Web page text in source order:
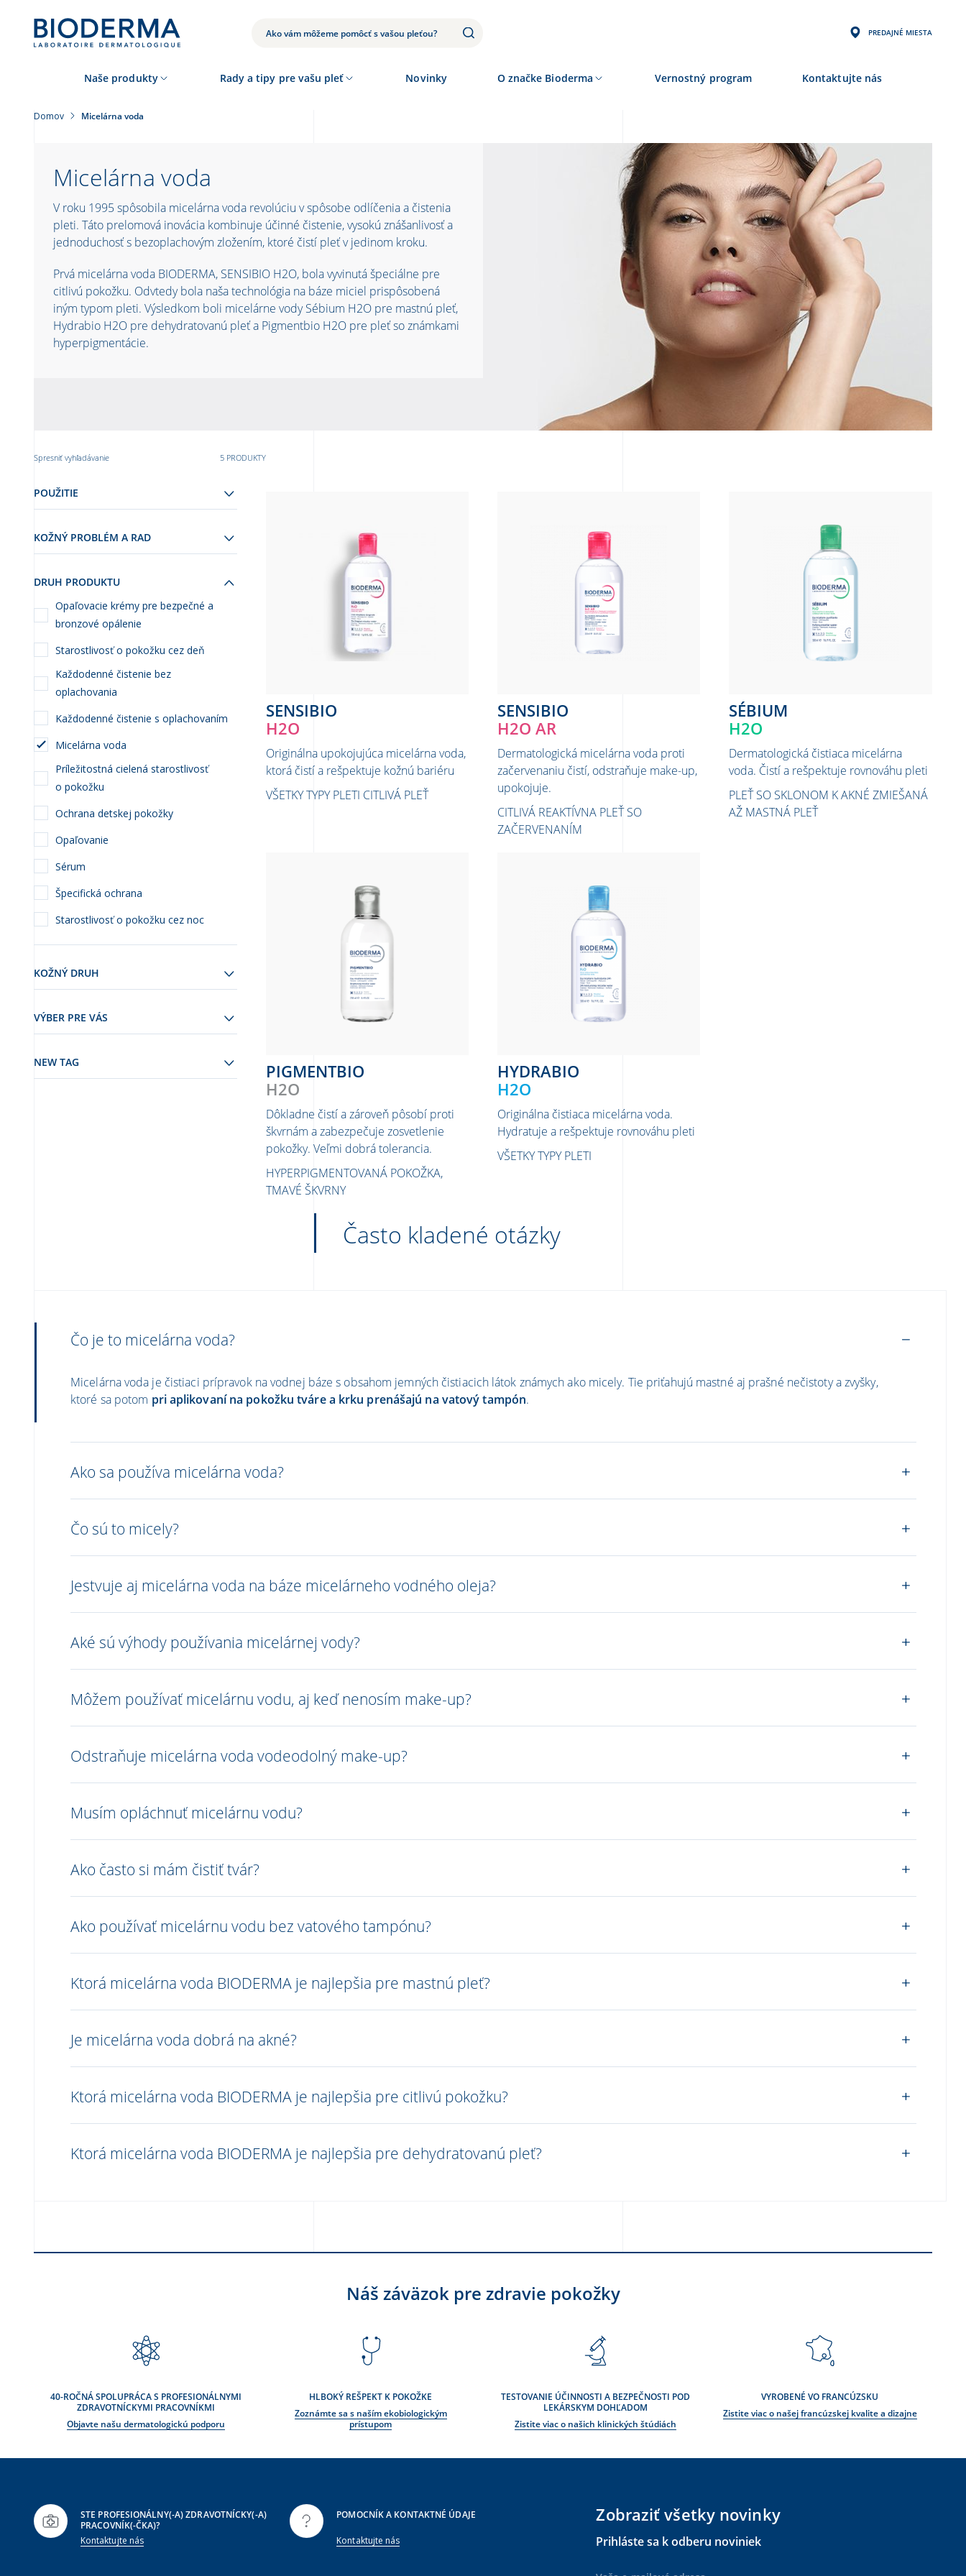
VYHĽADÁVANIE PREDAJNÉ MIESTA
Naše produkty Rady a tipy pre vašu pleť Novinky O značke Bioderma Vernostný program Kontaktujte nás
Domov Micelárna voda
Micelárna voda
V roku 1995 spôsobila micelárna voda revolúciu v spôsobe odlíčenia a čistenia
pleti. Táto prelomová inovácia kombinuje účinné čistenie, vysokú znášanlivosť a
jednoduchosť s bezoplachovým zložením, ktoré čistí pleť v jedinom kroku.
Prvá micelárna voda BIODERMA, SENSIBIO H2O, bola vyvinutá špeciálne pre
citlivú pokožku. Odvtedy bola naša technológia na báze miciel prispôsobená
iným typom pleti. Výsledkom boli micelárne vody Sébium H2O pre mastnú pleť,
Hydrabio H2O pre dehydratovanú pleť a Pigmentbio H2O pre pleť so známkami
hyperpigmentácie.
Spresniť vyhľadávanie 5 PRODUKTY
POUŽITIE
KOŽNÝ PROBLÉM A RAD
DRUH PRODUKTU
Opaľovacie krémy pre bezpečné a
bronzové opálenie
Starostlivosť o pokožku cez deň
Každodenné čistenie bez
oplachovania
Každodenné čistenie s oplachovaním
Micelárna voda
Príležitostná cielená starostlivosť
o pokožku
Ochrana detskej pokožky
Opaľovanie
Sérum
Špecifická ochrana
Starostlivosť o pokožku cez noc
KOŽNÝ DRUH
VÝBER PRE VÁS
NEW TAG
SENSIBIO
H2O
Originálna upokojujúca micelárna voda,
ktorá čistí a rešpektuje kožnú bariéru
VŠETKY TYPY PLETI CITLIVÁ PLEŤ
SENSIBIO
H2O AR
Dermatologická micelárna voda proti
začervenaniu čistí, odstraňuje make-up,
upokojuje.
CITLIVÁ REAKTÍVNA PLEŤ SO
ZAČERVENANÍM
SÉBIUM
H2O
Dermatologická čistiaca micelárna
voda. Čistí a rešpektuje rovnováhu pleti
PLEŤ SO SKLONOM K AKNÉ ZMIEŠANÁ
AŽ MASTNÁ PLEŤ
PIGMENTBIO
H2O
Dôkladne čistí a zároveň pôsobí proti
škvrnám a zabezpečuje zosvetlenie
pokožky. Veľmi dobrá tolerancia.
HYPERPIGMENTOVANÁ POKOŽKA,
TMAVÉ ŠKVRNY
HYDRABIO
H2O
Originálna čistiaca micelárna voda.
Hydratuje a rešpektuje rovnováhu pleti
VŠETKY TYPY PLETI
Často kladené otázky
Čo je to micelárna voda?
Micelárna voda je čistiaci prípravok na vodnej báze s obsahom jemných čistiacich látok známych ako micely. Tie priťahujú mastné aj prašné nečistoty a zvyšky,
ktoré sa potom pri aplikovaní na pokožku tváre a krku prenášajú na vatový tampón.
Ako sa používa micelárna voda?
Čo sú to micely?
Jestvuje aj micelárna voda na báze micelárneho vodného oleja?
Aké sú výhody používania micelárnej vody?
Môžem používať micelárnu vodu, aj keď nenosím make-up?
Odstraňuje micelárna voda vodeodolný make-up?
Musím opláchnuť micelárnu vodu?
Ako často si mám čistiť tvár?
Ako používať micelárnu vodu bez vatového tampónu?
Ktorá micelárna voda BIODERMA je najlepšia pre mastnú pleť?
Je micelárna voda dobrá na akné?
Ktorá micelárna voda BIODERMA je najlepšia pre citlivú pokožku?
Ktorá micelárna voda BIODERMA je najlepšia pre dehydratovanú pleť?
Náš záväzok pre zdravie pokožky
40-ROČNÁ SPOLUPRÁCA S PROFESIONÁLNYMI
ZDRAVOTNÍCKYMI PRACOVNÍKMI
Objavte našu dermatologickú podporu
HLBOKÝ REŠPEKT K POKOŽKE
Zoznámte sa s naším ekobiologickým
prístupom
TESTOVANIE ÚČINNOSTI A BEZPEČNOSTI POD
LEKÁRSKYM DOHĽADOM
Zistite viac o našich klinických štúdiách
VYROBENÉ VO FRANCÚZSKU
Zistite viac o našej francúzskej kvalite a dizajne
STE PROFESIONÁLNY(-A) ZDRAVOTNÍCKY(-A)
PRACOVNÍK(-ČKA)?
Kontaktujte nás
POMOCNÍK A KONTAKTNÉ ÚDAJE
Kontaktujte nás
Zobraziť všetky novinky
Prihláste sa k odberu noviniek